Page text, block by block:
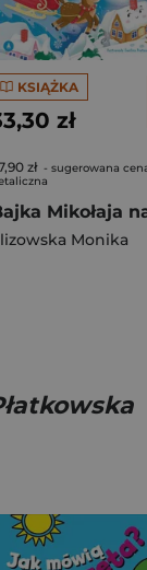
KSIĄŻKA
zł
zł - sugerowana
Monika